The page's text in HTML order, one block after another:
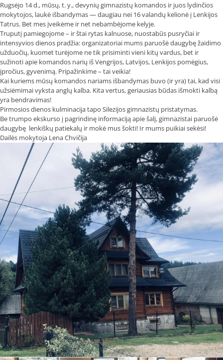
Rugsėjo 14 d., mūsų, t. y., devynių gimnazistų komandos ir juos lydinčios
mokytojos, laukė išbandymas — daugiau nei 16 valandų kelionė į Lenkijos
Tatrus. Bet mes įveikėme ir net nebambėjome kelyje.
Truputį pamiegojome – ir štai rytas kalnuose, nuostabūs pusryčiai ir
intensyvios dienos pradžia: organizatoriai mums paruošė daugybę žaidimo
užduočių, kuomet turėjome ne tik prisiminti vieni kitų vardus, bet ir
sužinoti apie komandos narių iš Vengrijos, Latvijos, Lenkijos pomėgius,
įpročius, gyvenimą. Pripažinkime – tai veikia!
Kai kuriems mūsų komandos nariams išbandymas buvo (ir yra) tai, kad visi
užsiėmimai vyksta anglų kalba. Kita vertus, geriausias būdas išmokti kalbą
yra bendravimas!
Pirmosios dienos kulminacija tapo Silezijos gimnazistų pristatymas.
Be trumpo ekskurso į pagrindinę informaciją apie šalį, gimnazistai paruošė
daugybę lenkiškų patiekalų ir mokė mus šokti! Ir mums puikiai sekėsi!
Dailės mokytoja Lena Chvičija